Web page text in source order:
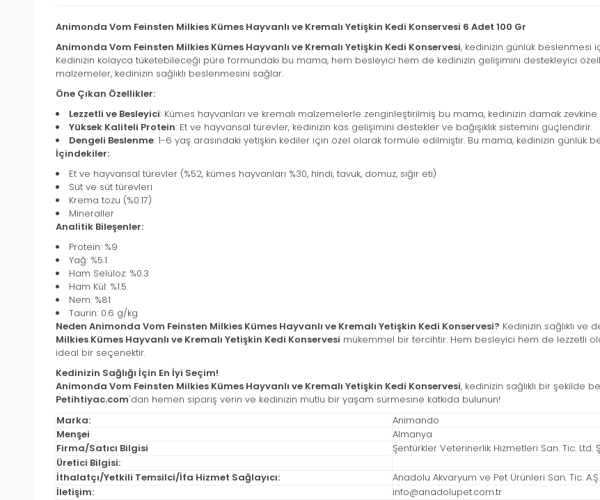
Animonda Vom Feinsten Milkies Kümes Hayvanlı ve Kremalı Yetişkin Kedi Konservesi 6 Adet 100 Gr
Animonda Vom Feinsten Milkies Kümes Hayvanlı ve Kremalı Yetişkin Kedi Konservesi, kedinizin günlük beslenmesi
Kedinizin kolayca tüketebileceği püre formundaki bu mama, hem besleyici hem de kedinizin gelişimini destekleyici
malzemeler, kedinizin sağlıklı beslenmesini sağlar.
Öne Çıkan Özellikler:
Lezzetli ve Besleyici: Kümes hayvanları ve kremalı malzemelerle zenginleştirilmiş bu mama, kedinizin damak
Yüksek Kaliteli Protein: Et ve hayvansal türevler, kedinizin kas gelişimini destekler ve bağışıklık sistemini güçlendirir.
Dengeli Beslenme: 1-6 yaş arasındaki yetişkin kediler için özel olarak formüle edilmiştir. Bu mama, kedinizin günlük
İçindekiler:
Et ve hayvansal türevler (%52, kümes hayvanları %30, hindi, tavuk, domuz, sığır eti)
Süt ve süt türevleri
Krema tozu (%0.17)
Mineraller
Analitik Bileşenler:
Protein: %9
Yağ: %5.1
Ham Selüloz: %0.3
Ham Kül: %1.5
Nem: %81
Taurin: 0.6 g/kg
Neden Animonda Vom Feinsten Milkies Kümes Hayvanlı ve Kremalı Yetişkin Kedi Konservesi? Kedinizin sağlıklı
Milkies Kümes Hayvanlı ve Kremalı Yetişkin Kedi Konservesi mükemmel bir tercihtir. Hem besleyici hem de lezzetli
ideal bir seçenektir.
Kedinizin Sağlığı İçin En İyi Seçim!
Animonda Vom Feinsten Milkies Kümes Hayvanlı ve Kremalı Yetişkin Kedi Konservesi, kedinizin sağlıklı bir şekilde
Petihtiyac.com'dan hemen sipariş verin ve kedinizin mutlu bir yaşam sürmesine katkıda bulunun!
Marka:
Animando
Menşei
Almanya
Firma/Satıcı Bilgisi
Şentürkler Veterinerlik Hizmetleri San. Tic. Ltd.
Üretici Bilgisi:
İthalatçı/Yetkili Temsilci/İfa Hizmet Sağlayıcı:
Anadolu Akvaryum ve Pet Ürünleri San. Tic. A.Ş.
İletişim:
info@anadolupet.com.tr